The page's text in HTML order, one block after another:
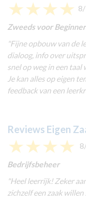
Zweeds voor
"Fijne opbouw van de
dialoog, info over
snel op weg in een
Je kan alles op eigen
feedback van een
Reviews Eigen
Bedrijfsbeheer
"Heel leerrijk! Zeker
zichzelf een zaak willen